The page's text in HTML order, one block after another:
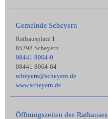
Gemeinde Scheyern
Rathausplatz 1
85298 Scheyern
08441 8064-0
08441 8064-64
scheyern@scheyern.de
www.scheyern.de
Öffnungszeiten des Rathauses